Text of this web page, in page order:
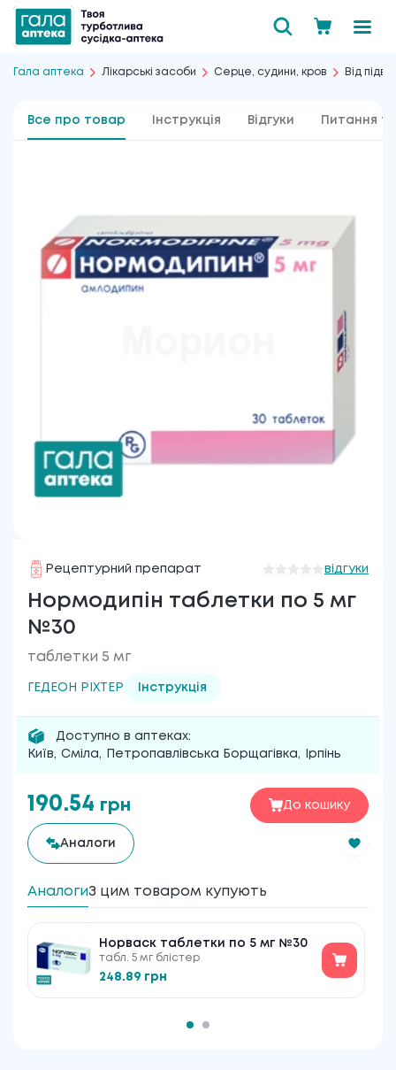
Гала аптека Лікарські засоби Серце, судини, кров Від
Все про товар Інструкція Відгуки Питання та
Рецептурний препарат відгуки
Нормодипін таблетки по 5 мг
№30
таблетки 5 мг
ГЕДЕОН РІХТЕР Інструкція
Доступно в аптеках:
Київ, Сміла, Петропавлівська Борщагівка, Ірпінь
190.54 грн До кошику
Аналоги
АналогиЗ цим товаром купують
Норваск таблетки по 5 мг №30
табл. 5 мг блістер
248.89 грн